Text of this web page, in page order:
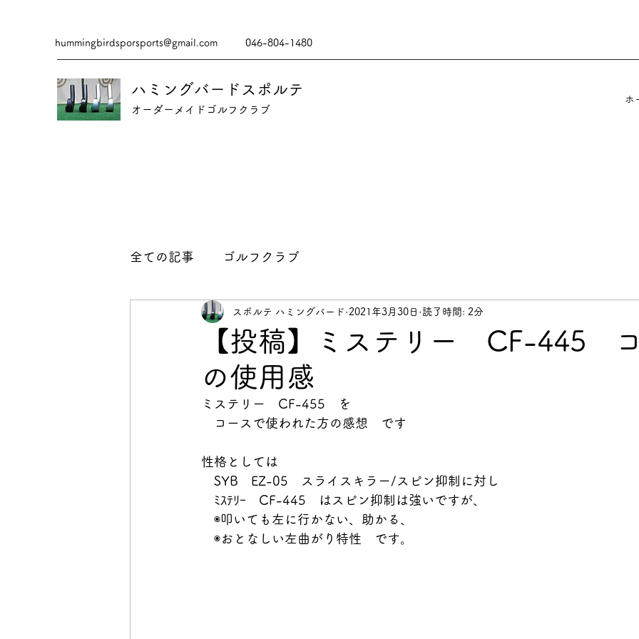
hummingbirdsporsports@gmail.com 046-804-1480
ハミングバードスポルテ
​​オーダーメイドゴルフクラブ
ホ
全ての記事 ゴルフクラブ
【投稿】ミステリー CF-445
の使用感
スポルテ ハミングバード 2021年3月30日 読了時間: 2分
ミステリー　CF-455　を
コースで使われた方の感想　です
性格としては
SYB　EZ-05　スライスキラー/スピン抑制に対し
ﾐｽﾃﾘｰ　CF-445　はスピン抑制は強いですが、
◉叩いても左に行かない、助かる、
◉おとなしい左曲がり特性　です。